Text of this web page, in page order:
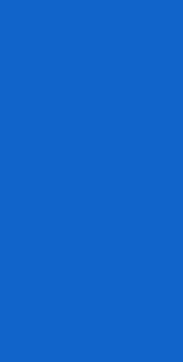
ရေးဝန်ကြီးဌာန